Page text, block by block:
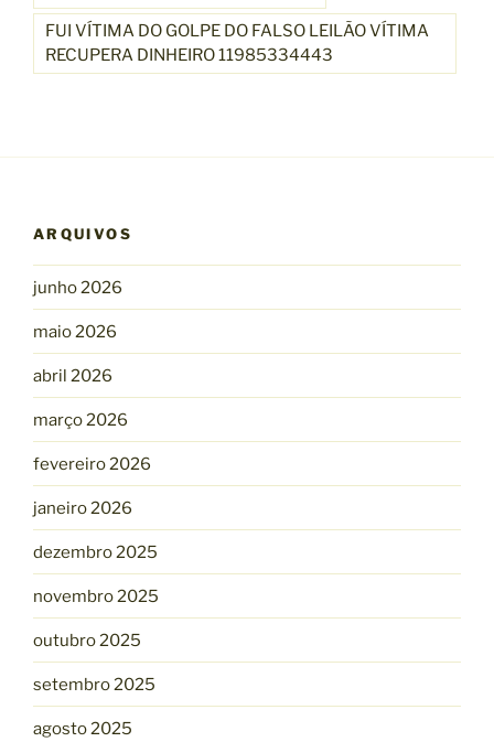
FUI VÍTIMA DO GOLPE DO FALSO LEILÃO VÍTIMA
RECUPERA DINHEIRO 11985334443
ARQUIVOS
junho 2026
maio 2026
abril 2026
março 2026
fevereiro 2026
janeiro 2026
dezembro 2025
novembro 2025
outubro 2025
setembro 2025
agosto 2025